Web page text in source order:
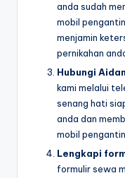
anda sudah
mobil
menjamin
pernikahan
Hubungi
kami melalui
senang hati
anda dan
mobil
Lengkapi
formulir sewa